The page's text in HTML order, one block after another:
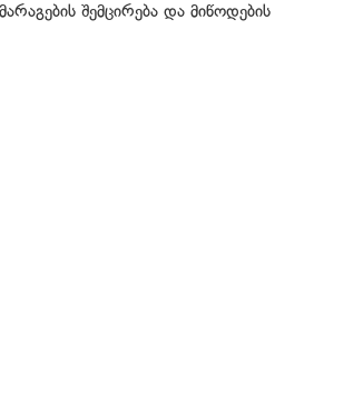
შემცირება და მიწოდების